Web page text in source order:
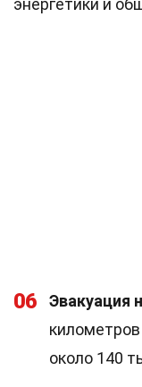
энергетики и
06 Эвакуация
около 140